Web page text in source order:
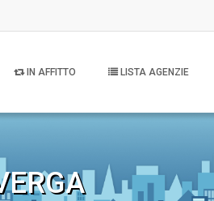
IN AFFITTO LISTA AGENZIE